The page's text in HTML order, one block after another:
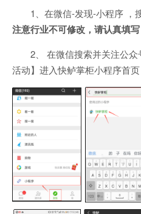
1、在微信-发现-小程序 ，
注意行业不可修改，请认真填写
2、 在微信搜索并关注公众
活动】进入快鲈掌柜小程序首页